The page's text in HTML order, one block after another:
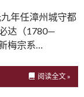
年任漳州城守都
达（1780—
梅宗系…
阅读全文 »